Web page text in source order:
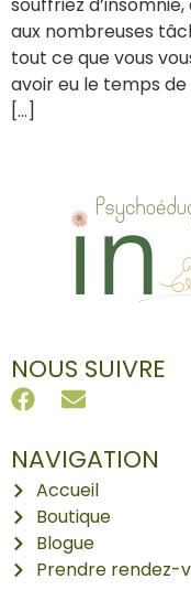
souffriez
aux nombreuses
tout ce que vous
avoir eu le temps
[…]
NAVIGATION
Accueil
Boutique
Blogue
Prendre rendez-
NOUS SUIVRE